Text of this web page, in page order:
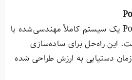
PowerFlex Rack یک سیستم کاملاً مهندسی‌شده با
این راه‌حل برای ساده‌سازی
زمان دستیابی به ارزش طراحی شده